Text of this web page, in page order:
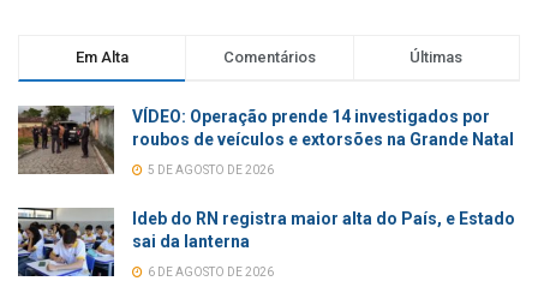
Em Alta Comentários Últimas
VÍDEO: Operação prende 14 investigados por
roubos de veículos e extorsões na Grande Natal
5 DE AGOSTO DE 2026
Ideb do RN registra maior alta do País, e Estado
sai da lanterna
6 DE AGOSTO DE 2026